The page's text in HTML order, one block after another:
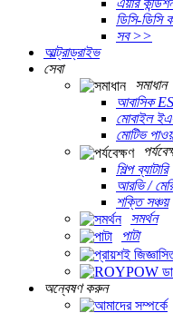
এয়ার
ডিসি-ডিসি
সব >>
আল্ট্রাড্রাইভ
সেবা
সমাধান
আবাসিক
মোবাইল
মোটিভ
শিল্প ব্যাটারি
আরভি /
শক্তি সঞ্চয়
সমর্থন
পাটা
অন্বেষণ করুন